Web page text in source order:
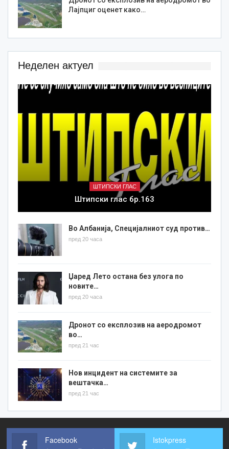
Лајпциг оценет како…
Неделен актуел
ШТИПСКИ ГЛАС
Штипски глас бр.163
Во Албанија, Специјалниот суд против…
пред 20 часа
Џаред Лето остана без улога по
новите…
пред 20 часа
Дронот со експлозив на аеродромот
во…
пред 21 час
Нов инцидент на системите за
вештачка…
пред 21 час
Facebook Istokpress